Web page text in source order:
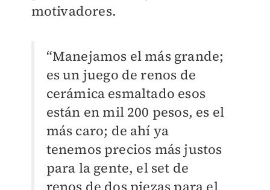
motivadores.
“Manejamos el más grande;
es un juego de renos de
cerámica esmaltado esos
están en mil 200 pesos, es el
más caro; de ahí ya
tenemos precios más justos
para la gente, el set de